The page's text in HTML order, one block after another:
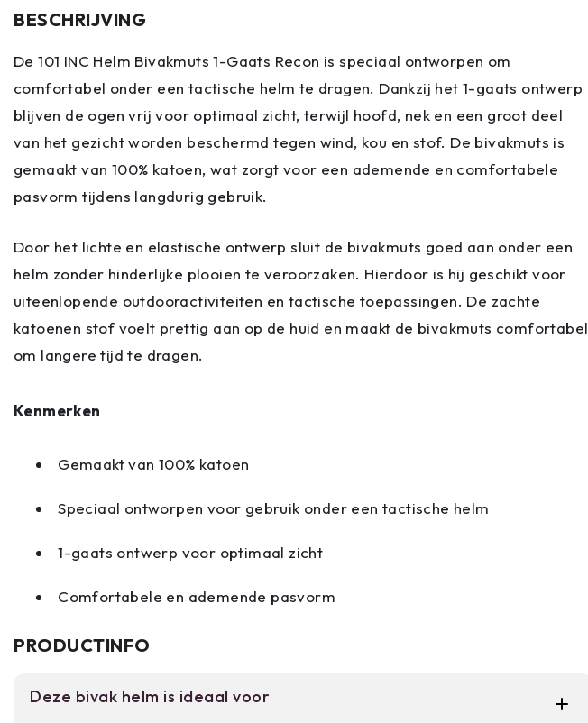
BESCHRIJVING
De 101 INC Helm Bivakmuts 1-Gaats Recon is speciaal ontworpen om
comfortabel onder een tactische helm te dragen. Dankzij het 1-gaats ontwerp
blijven de ogen vrij voor optimaal zicht, terwijl hoofd, nek en een groot deel
van het gezicht worden beschermd tegen wind, kou en stof. De bivakmuts is
gemaakt van 100% katoen, wat zorgt voor een ademende en comfortabele
pasvorm tijdens langdurig gebruik.
Door het lichte en elastische ontwerp sluit de bivakmuts goed aan onder een
helm zonder hinderlijke plooien te veroorzaken. Hierdoor is hij geschikt voor
uiteenlopende outdooractiviteiten en tactische toepassingen. De zachte
katoenen stof voelt prettig aan op de huid en maakt de bivakmuts comfortabel
om langere tijd te dragen.
Kenmerken
Gemaakt van 100% katoen
Speciaal ontworpen voor gebruik onder een tactische helm
1-gaats ontwerp voor optimaal zicht
Comfortabele en ademende pasvorm
PRODUCTINFO
Deze bivak helm is ideaal voor